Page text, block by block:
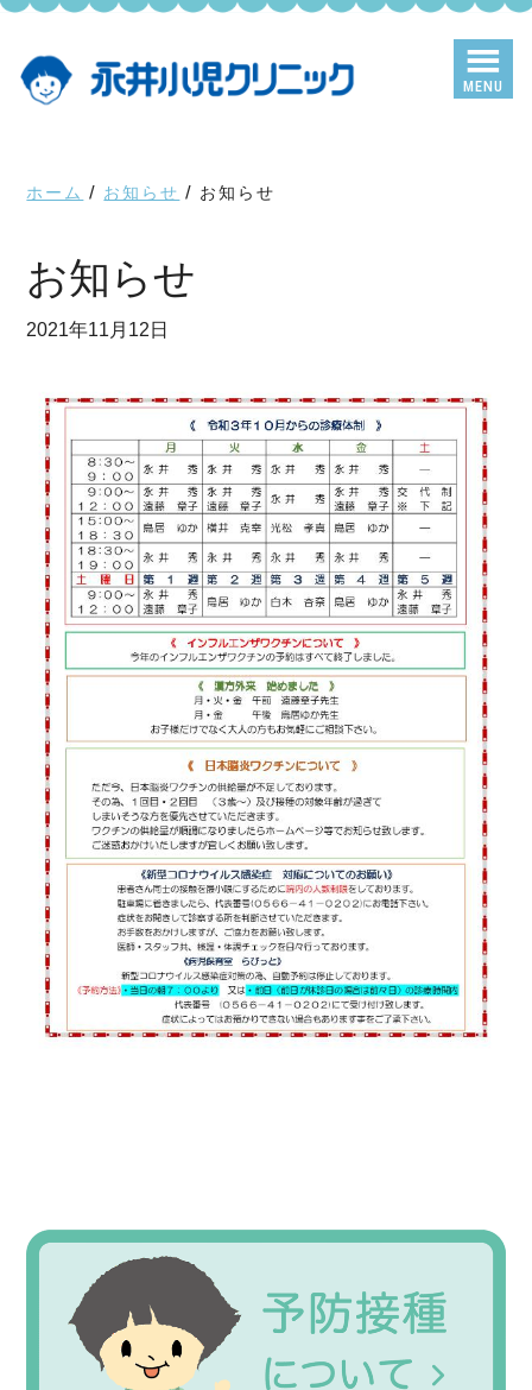
MENU
Skip
main
content
Skip
primary
sidebar
ホーム / お知らせ / お知らせ
お知らせ
2021年11月12日
Primary
Sidebar